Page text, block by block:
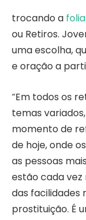
trocando a folia
ou Retiros.
uma escolha,
e oração a
“Em todos os
temas
momento de
de hoje, onde
as pessoas
estão cada vez
das facilidades
prostituição. É